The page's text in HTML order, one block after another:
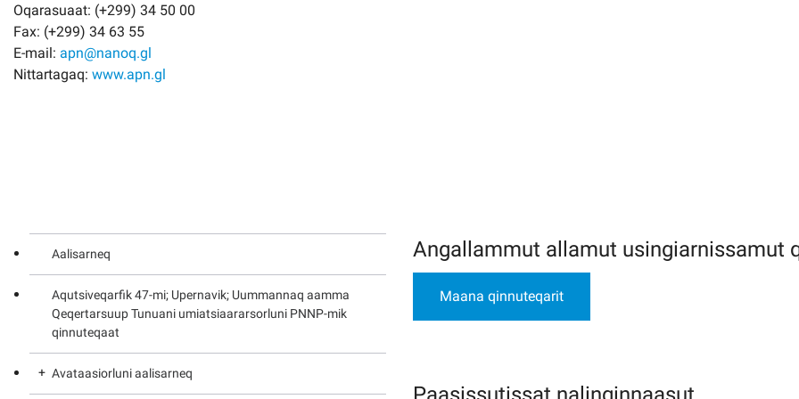
Oqarasuaat: (+299) 34 50 00
Fax: (+299) 34 63 55
E-mail: apn@nanoq.gl
Nittartagaq: www.apn.gl
Aalisarneq
Aqutsiveqarfik 47-mi; Upernavik; Uummannaq aamma
Qeqertarsuup Tunuani umiatsiaararsorluni PNNP-mik
qinnuteqaat
Avataasiorluni aalisarneq
Angallammut allamut usingiarnissamut
Maana qinnuteqarit